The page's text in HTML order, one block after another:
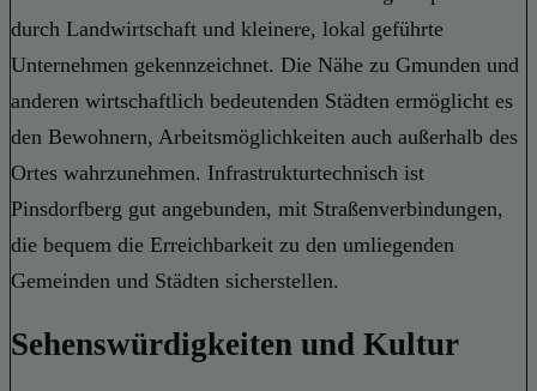
durch Landwirtschaft und kleinere, lokal geführte
Unternehmen gekennzeichnet. Die Nähe zu Gmunden und
anderen wirtschaftlich bedeutenden Städten ermöglicht es
den Bewohnern, Arbeitsmöglichkeiten auch außerhalb des
Ortes wahrzunehmen. Infrastrukturtechnisch ist
Pinsdorfberg gut angebunden, mit Straßenverbindungen,
die bequem die Erreichbarkeit zu den umliegenden
Gemeinden und Städten sicherstellen.
Sehenswürdigkeiten und Kultur